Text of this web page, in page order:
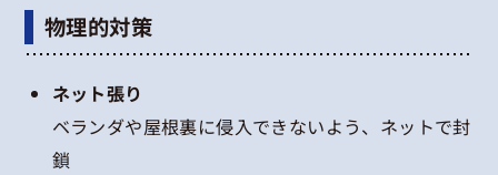
物理的対策
ネット張り
ベランダや屋根裏に侵入できないよう、ネットで封
鎖